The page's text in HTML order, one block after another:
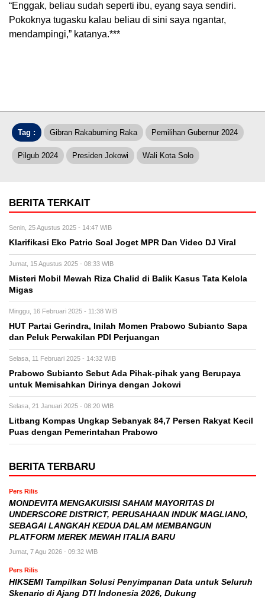
“Enggak, beliau sudah seperti ibu, eyang saya sendiri.
Pokoknya tugasku kalau beliau di sini saya ngantar,
mendampingi,” katanya.***
Tag : Gibran Rakabuming Raka Pemilihan Gubernur 2024
Pilgub 2024 Presiden Jokowi Wali Kota Solo
BERITA TERKAIT
Senin, 25 Agustus 2025 - 14:47 WIB
Klarifikasi Eko Patrio Soal Joget MPR Dan Video DJ Viral
Jumat, 15 Agustus 2025 - 08:33 WIB
Misteri Mobil Mewah Riza Chalid di Balik Kasus Tata Kelola
Migas
Minggu, 16 Februari 2025 - 11:38 WIB
HUT Partai Gerindra, Inilah Momen Prabowo Subianto Sapa
dan Peluk Perwakilan PDI Perjuangan
Selasa, 11 Februari 2025 - 14:32 WIB
Prabowo Subianto Sebut Ada Pihak-pihak yang Berupaya
untuk Memisahkan Dirinya dengan Jokowi
Selasa, 21 Januari 2025 - 08:20 WIB
Litbang Kompas Ungkap Sebanyak 84,7 Persen Rakyat Kecil
Puas dengan Pemerintahan Prabowo
BERITA TERBARU
Pers Rilis
MONDEVITA MENGAKUISISI SAHAM MAYORITAS DI
UNDERSCORE DISTRICT, PERUSAHAAN INDUK MAGLIANO,
SEBAGAI LANGKAH KEDUA DALAM MEMBANGUN
PLATFORM MEREK MEWAH ITALIA BARU
Jumat, 7 Agu 2026 - 09:32 WIB
Pers Rilis
HIKSEMI Tampilkan Solusi Penyimpanan Data untuk Seluruh
Skenario di Ajang DTI Indonesia 2026, Dukung